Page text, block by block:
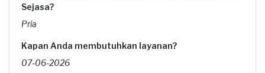
Sejasa?
Pria
Kapan Anda membutuhkan layanan?
07-06-2026